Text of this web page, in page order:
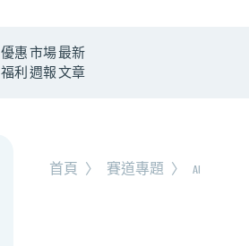
優惠
福利
市場
週報
最新
文章
首頁 〉 賽道專題 〉 AI